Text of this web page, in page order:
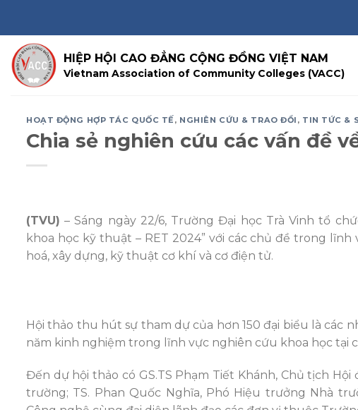
content
HIỆP HỘI CAO ĐẲNG CỘNG ĐỒNG VIỆT NAM
Vietnam Association of Community Colleges (VACC)
HOẠT ĐỘNG HỢP TÁC QUỐC TẾ , NGHIÊN CỨU & TRAO ĐỔI , TIN TỨC &
Chia sẻ nghiên cứu các vấn đề
(TVU) – Sáng ngày 22/6, Trường Đại học Trà Vinh tổ
khoa học kỹ thuật – RET 2024” với các chủ đề trong
hoá, xây dựng, kỹ thuật cơ khí và cơ điện tử.
Hội thảo thu hút sự tham dự của hơn 150 đại biểu là các
năm kinh nghiệm trong lĩnh vực nghiên cứu khoa học tại
Đến dự hội thảo có GS.TS Phạm Tiết Khánh, Chủ tịch
trường; TS. Phan Quốc Nghĩa, Phó Hiệu trưởng Nhà